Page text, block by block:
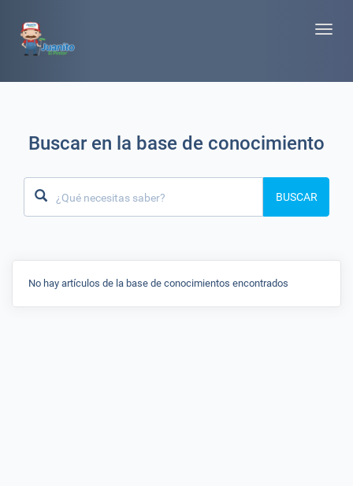
Toggle
Buscar en la base de conocimiento
BUSCAR
No hay artículos de la base de conocimientos encontrados